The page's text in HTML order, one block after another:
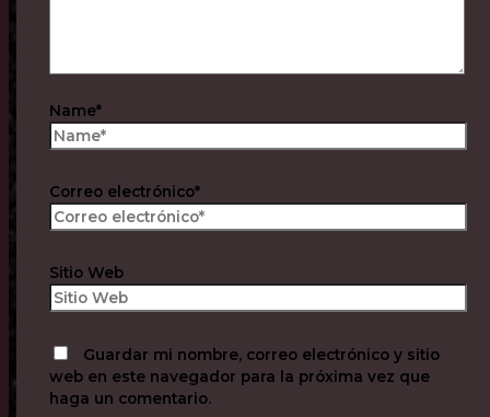
Name*
Correo electrónico*
Sitio Web
Guardar mi nombre, correo electrónico y sitio
web en este navegador para la próxima vez que
haga un comentario.